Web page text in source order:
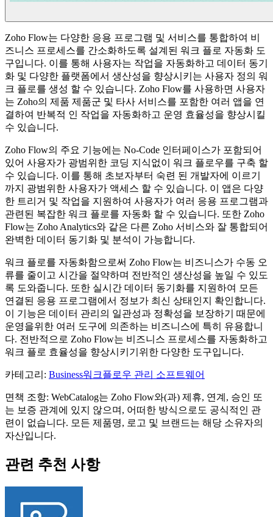
Zoho Flow는 다양한 응용 프로그램 및 서비스를 통합하여 비
즈니스 프로세스를 간소화하도록 설계된 워크 플로 자동화 도
구입니다. 이를 통해 사용자는 작업을 자동화하고 데이터 동기
화 및 다양한 플랫폼에서 생산성을 향상시키는 사용자 정의 워
크 플로를 생성 할 수 있습니다. Zoho Flow를 사용하면 사용자
는 Zoho의 제품 제품군 및 타사 서비스를 포함한 여러 앱을 연
결하여 반복적 인 작업을 자동화하고 운영 효율성을 향상시킬
수 있습니다.
Zoho Flow의 주요 기능에는 No-Code 인터페이스가 포함되어
있어 사용자가 광범위한 코딩 지식없이 워크 플로우를 구축 할
수 있습니다. 이를 통해 초보자부터 숙련 된 개발자에 이르기
까지 광범위한 사용자가 액세스 할 수 있습니다. 이 앱은 다양
한 트리거 및 작업을 지원하여 사용자가 여러 응용 프로그램과
관련된 복잡한 워크 플로를 자동화 할 수 있습니다. 또한 Zoho
Flow는 Zoho Analytics와 같은 다른 Zoho 서비스와 잘 통합되어
완벽한 데이터 동기화 및 분석이 가능합니다.
워크 플로를 자동화함으로써 Zoho Flow는 비즈니스가 수동 오
류를 줄이고 시간을 절약하며 전반적인 생산성을 높일 수 있도
록 도와줍니다. 또한 실시간 데이터 동기화를 지원하여 모든
연결된 응용 프로그램에서 정보가 최신 상태인지 확인합니다.
이 기능은 데이터 관리의 일관성과 정확성을 보장하기 때문에
운영을위한 여러 도구에 의존하는 비즈니스에 특히 유용합니
다. 전반적으로 Zoho Flow는 비즈니스 프로세스를 자동화하고
워크 플로 효율성을 향상시키기위한 다양한 도구입니다.
카테고리 : Business워크플로우 관리 소프트웨어
면책 조항: WebCatalog는 Zoho Flow와(과) 제휴, 연계, 승인 또
는 보증 관계에 있지 않으며, 어떠한 방식으로도 공식적인 관
련이 없습니다. 모든 제품명, 로고 및 브랜드는 해당 소유자의
자산입니다.
관련 추천 사항